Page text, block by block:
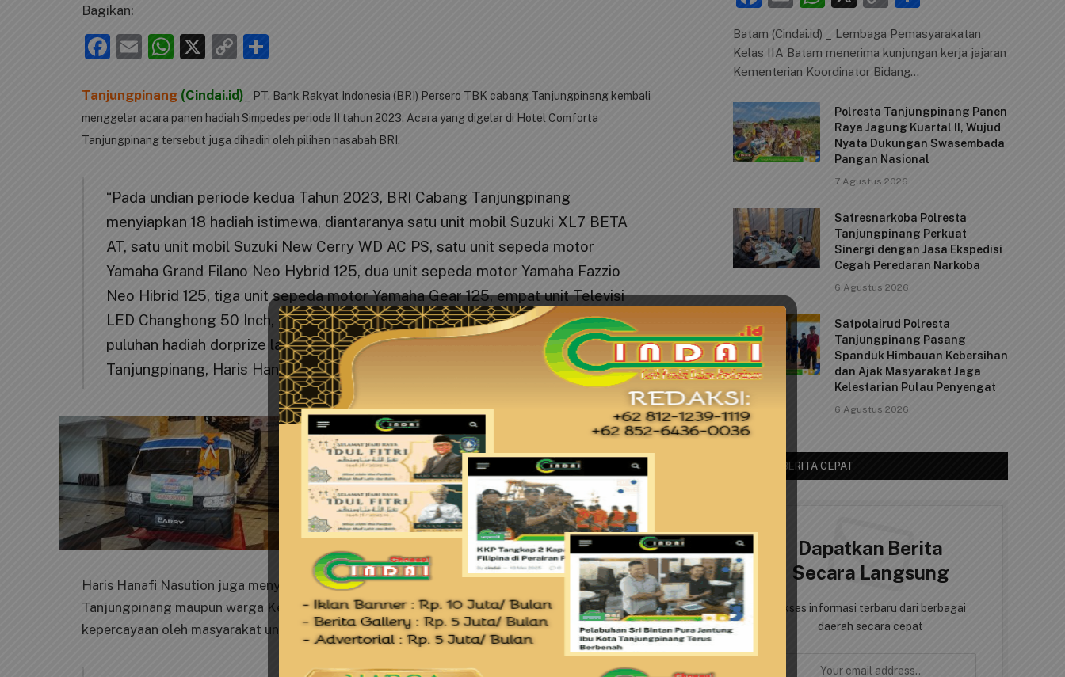
Bagikan:
Facebook
EmailWhatsApp
X
Copy
Tanjungpinang (Cindai.id) _ PT. Bank Rakyat Indonesia (BRI) Persero TBK cabang Tanjungpinang kembali
menggelar acara panen hadiah Simpedes periode II tahun 2023. Acara yang digelar di Hotel Comforta
Tanjungpinang tersebut juga dihadiri oleh pilihan nasabah BRI.
“Pada undian periode kedua Tahun 2023, BRI Cabang Tanjungpinang
menyiapkan 18 hadiah istimewa, diantaranya satu unit mobil Suzuki XL7 BETA
AT, satu unit mobil Suzuki New Cerry WD AC PS, satu unit sepeda motor
Yamaha Grand Filano Neo Hybrid 125, dua unit sepeda motor Yamaha Fazzio
Neo Hibrid 125, tiga unit sepeda motor Yamaha Gear 125, empat unit Televisi
LED Changhong 50 Inch, enam speaker LG FH2 Lourd Portable hingga
puluhan hadiah dorprize lainnya,” demikian dikatakan kepala BRI Cabang
Tanjungpinang, Haris Hanafi Nasution.
Haris Hanafi Nasution juga menyampaikan ucapan terimakasih kepada seluruh warga
Tanjungpinang maupun warga Kepulauan Riau, sebab hingga saat ini BRI masih terus diberikan
kepercayaan oleh masyarakat untuk dijadikan mitra finansialnya.
c
e
b
o
o
k
ai
l
at
s
p
p
p
y
n
k
ar
Batam (Cindai.id) _ Lembaga Pemasyarakatan
Kelas IIA Batam menerima kunjungan kerja jajaran
Kementerian Koordinator Bidang…
Polresta Tanjungpinang Panen
Raya Jagung Kuartal II, Wujud
Nyata Dukungan Swasembada
Pangan Nasional
7 Agustus 2026
Satresnarkoba Polresta
Tanjungpinang Perkuat
Sinergi dengan Jasa Ekspedisi
Cegah Peredaran Narkoba
6 Agustus 2026
Satpolairud Polresta
Tanjungpinang Pasang
Spanduk Himbauan Kebersihan
dan Ajak Masyarakat Jaga
Kelestarian Pulau Penyengat
6 Agustus 2026
AKSES BERITA CEPAT
Dapatkan Berita
Secara Langsung
Akses informasi terbaru dari berbagai
daerah secara cepat